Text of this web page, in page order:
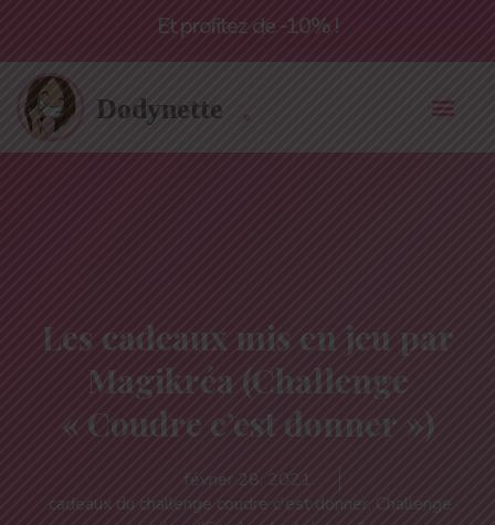
Livraison offerte à partir de 55€*
Et profitez de -10% !
Les cadeaux mis en jeu par
Magikréa (Challenge
« Coudre c’est donner »)
février 28, 2021
cadeaux du challenge coudre c'est donner Challenge